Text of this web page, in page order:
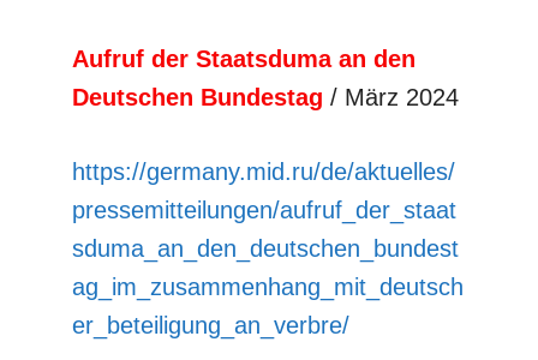
Aufruf der Staatsduma an den
Deutschen Bundestag / März 2024
https://germany.mid.ru/de/aktuelles/
pressemitteilungen/aufruf_der_staat
sduma_an_den_deutschen_bundest
ag_im_zusammenhang_mit_deutsch
er_beteiligung_an_verbre/